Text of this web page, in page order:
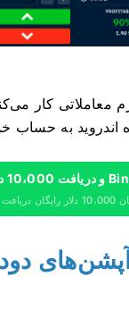
معاملاتی کار
اندروید به حساب
کنید